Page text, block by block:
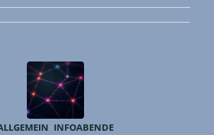
, INFOABENDE